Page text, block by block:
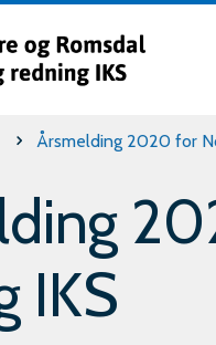
Årsmelding 2020 for
IKS